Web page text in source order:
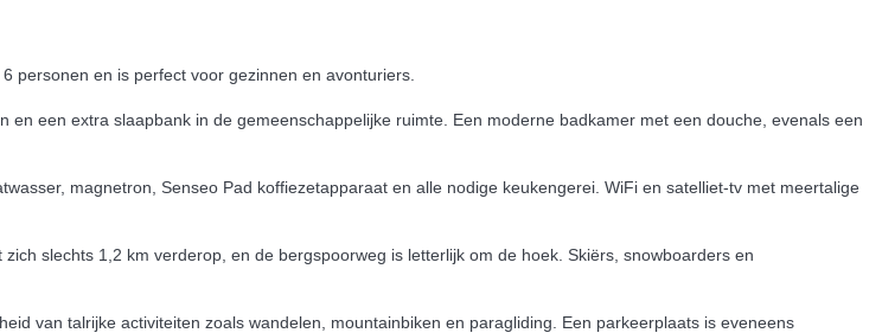
personen en is perfect voor gezinnen en avonturiers.
een extra slaapbank in de gemeenschappelijke ruimte. Een moderne badkamer met een douche, evenals een
magnetron, Senseo Pad koffiezetapparaat en alle nodige keukengerei. WiFi en satelliet-tv met meertalige
slechts 1,2 km verderop, en de bergspoorweg is letterlijk om de hoek. Skiërs, snowboarders en
van talrijke activiteiten zoals wandelen, mountainbiken en paragliding. Een parkeerplaats is eveneens